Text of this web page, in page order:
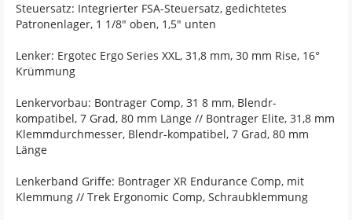
Steuersatz: Integrierter FSA-Steuersatz, gedichtetes
Patronenlager, 1 1/8" oben, 1,5" unten
Lenker: Ergotec Ergo Series XXL, 31,8 mm, 30 mm Rise, 16°
Krümmung
Lenkervorbau: Bontrager Comp, 31 8 mm, Blendr-
kompatibel, 7 Grad, 80 mm Länge // Bontrager Elite, 31,8 mm
Klemmdurchmesser, Blendr-kompatibel, 7 Grad, 80 mm
Länge
Lenkerband Griffe: Bontrager XR Endurance Comp, mit
Klemmung // Trek Ergonomic Comp, Schraubklemmung